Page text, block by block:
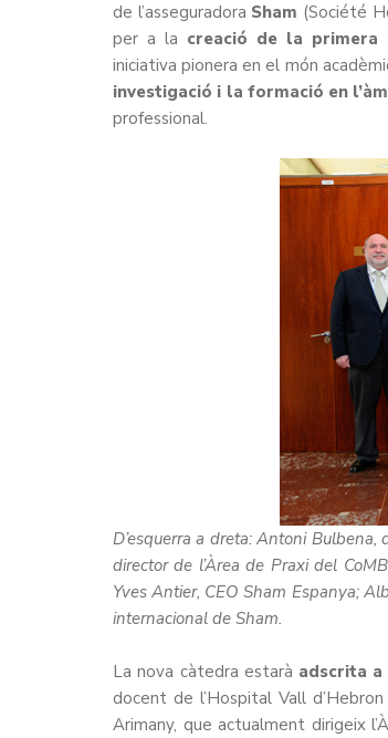
de l’asseguradora Sham (Société
per a la creació de la primera
iniciativa pionera en el món
investigació i la formació en
professional.
D’esquerra a dreta: Antoni
director de l’Àrea de Praxi del
Yves Antier, CEO Sham Espanya;
internacional de Sham.
La nova càtedra estarà adscrita a
docent de l’Hospital Vall
Arimany, que actualment dirigeix